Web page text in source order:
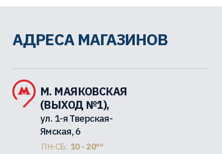
АДРЕСА МАГАЗИНОВ
М. МАЯКОВСКАЯ
(ВЫХОД №1),
ул. 1-я Тверская-
Ямская, 6
ПН-СБ: 10 - 20ºº